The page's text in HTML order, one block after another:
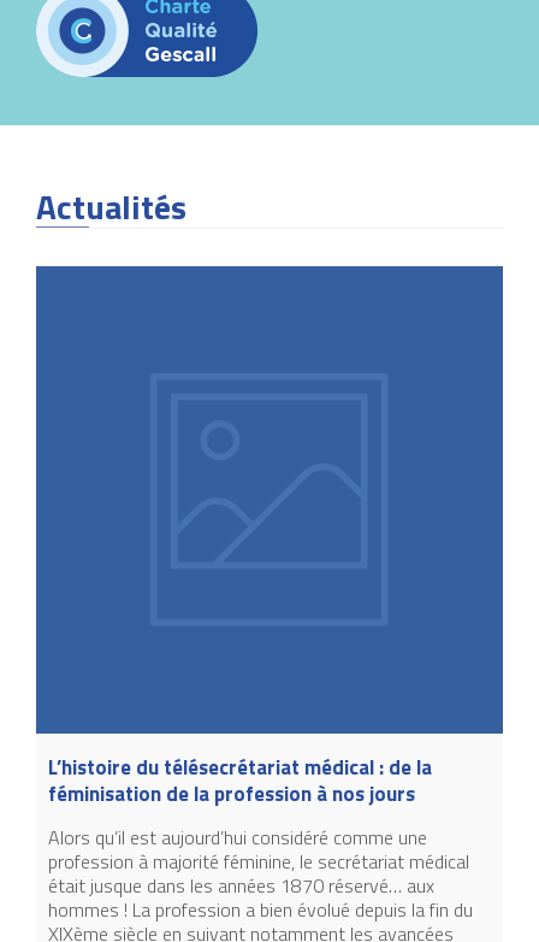
Actualités
L’histoire du télésecrétariat médical : de la
féminisation de la profession à nos jours
Alors qu’il est aujourd’hui considéré comme une
profession à majorité féminine, le secrétariat médical
était jusque dans les années 1870 réservé… aux
hommes ! La profession a bien évolué depuis la fin du
XIXème siècle en suivant notamment les avancées